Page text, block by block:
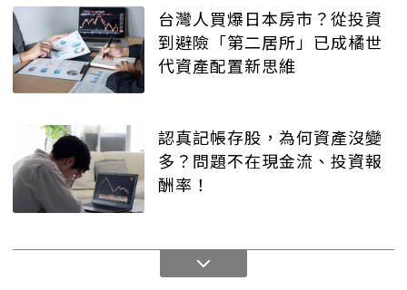
台灣人買爆日本房市？從投資
到避險「第二居所」已成橘世
代資產配置新思維
認真記帳存股，為何資產沒變
多？問題不在現金流、投資報
酬率！